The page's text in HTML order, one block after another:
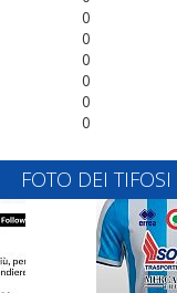
0
0
0
0
0
0
FOTO DEI TIFOSI